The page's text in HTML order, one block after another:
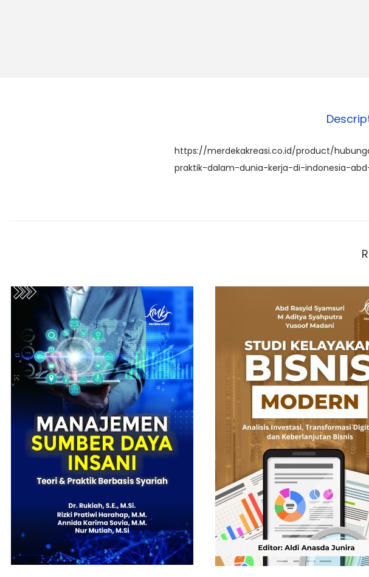
https://merdekakreasi.co.id/product/
praktik-dalam-dunia-kerja-di-indonesia-